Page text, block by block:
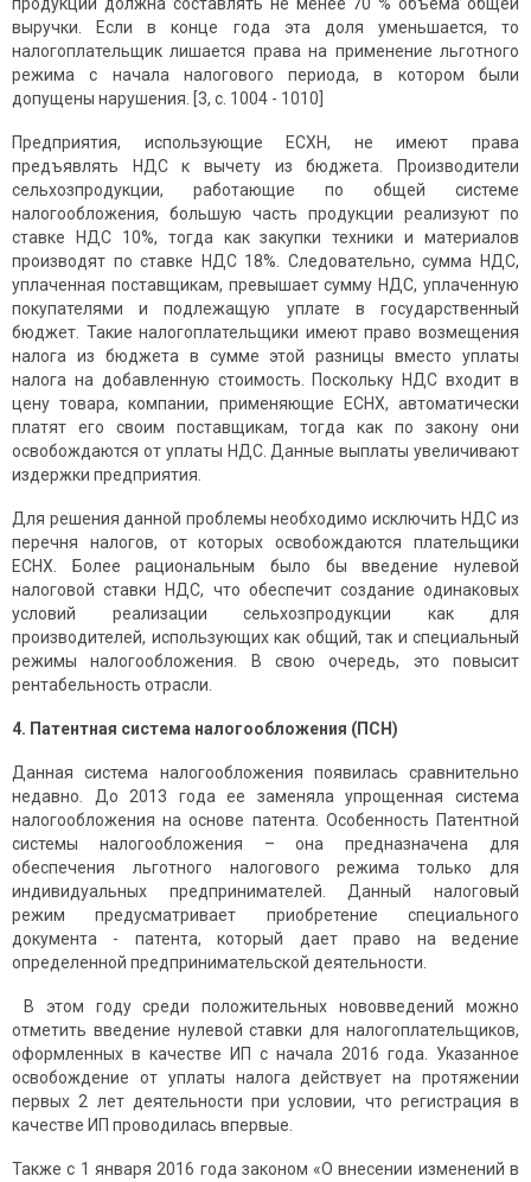
выручки. Если в конце года эта доля уменьшается, то
налогоплательщик лишается права на применение льготного
режима с начала налогового периода, в котором были
допущены нарушения. [3, с. 1004 - 1010]
Предприятия, использующие ЕСХН, не имеют права
предъявлять НДС к вычету из бюджета. Производители
сельхозпродукции, работающие по общей системе
налогообложения, большую часть продукции реализуют по
ставке НДС 10%, тогда как закупки техники и материалов
производят по ставке НДС 18%. Следовательно, сумма НДС,
уплаченная поставщикам, превышает сумму НДС, уплаченную
покупателями и подлежащую уплате в государственный
бюджет. Такие налогоплательщики имеют право возмещения
налога из бюджета в сумме этой разницы вместо уплаты
налога на добавленную стоимость. Поскольку НДС входит в
цену товара, компании, применяющие ЕСНХ, автоматически
платят его своим поставщикам, тогда как по закону они
освобождаются от уплаты НДС. Данные выплаты увеличивают
издержки предприятия.
Для решения данной проблемы необходимо исключить НДС из
перечня налогов, от которых освобождаются плательщики
ЕСНХ. Более рациональным было бы введение нулевой
налоговой ставки НДС, что обеспечит создание одинаковых
условий реализации сельхозпродукции как для
производителей, использующих как общий, так и специальный
режимы налогообложения. В свою очередь, это повысит
рентабельность отрасли.
4. Патентная система налогообложения (ПСН)
Данная система налогообложения появилась сравнительно
недавно. До 2013 года ее заменяла упрощенная система
налогообложения на основе патента. Особенность Патентной
системы налогообложения – она предназначена для
обеспечения льготного налогового режима только для
индивидуальных предпринимателей. Данный налоговый
режим предусматривает приобретение специального
документа - патента, который дает право на ведение
определенной предпринимательской деятельности.
В этом году среди положительных нововведений можно
отметить введение нулевой ставки для налогоплательщиков,
оформленных в качестве ИП с начала 2016 года. Указанное
освобождение от уплаты налога действует на протяжении
первых 2 лет деятельности при условии, что регистрация в
качестве ИП проводилась впервые.
Также с 1 января 2016 года законом «О внесении изменений в